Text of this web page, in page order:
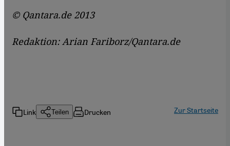
© Qantara.de 2013
Redaktion: Arian Fariborz/Qantara.de
Link Teilen Drucken Zur Startseite